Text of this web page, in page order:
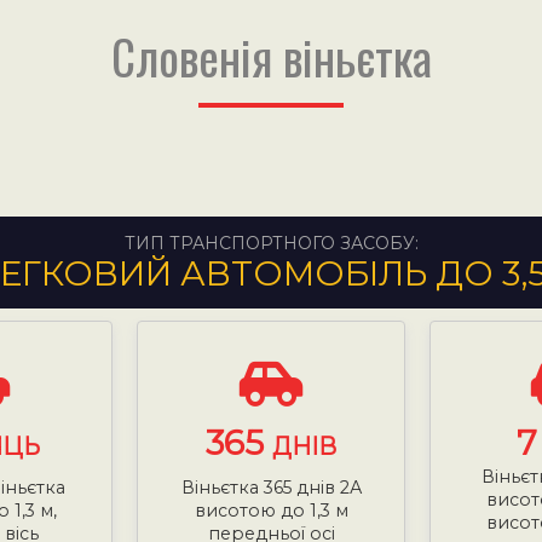
Словенія віньєтка
ТИП ТРАНСПОРТНОГО ЗАСОБУ:
АВТОМОБІЛЬ ДО
1,3 м,
365 ДНІВ
Віньєтка 365 днів 2А
висотою до 1,3 м
передньої осі